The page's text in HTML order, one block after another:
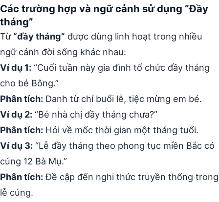
Các trường hợp và ngữ cảnh sử dụng “Đầy
tháng”
Từ “đầy tháng” được dùng linh hoạt trong nhiều
ngữ cảnh đời sống khác nhau:
Ví dụ 1: “Cuối tuần này gia đình tổ chức đầy tháng
cho bé Bông.”
Phân tích: Danh từ chỉ buổi lễ, tiệc mừng em bé.
Ví dụ 2: “Bé nhà chị đầy tháng chưa?”
Phân tích: Hỏi về mốc thời gian một tháng tuổi.
Ví dụ 3: “Lễ đầy tháng theo phong tục miền Bắc có
cúng 12 Bà Mụ.”
Phân tích:Đề cập đến nghi thức truyền thống trong
lễ cúng.